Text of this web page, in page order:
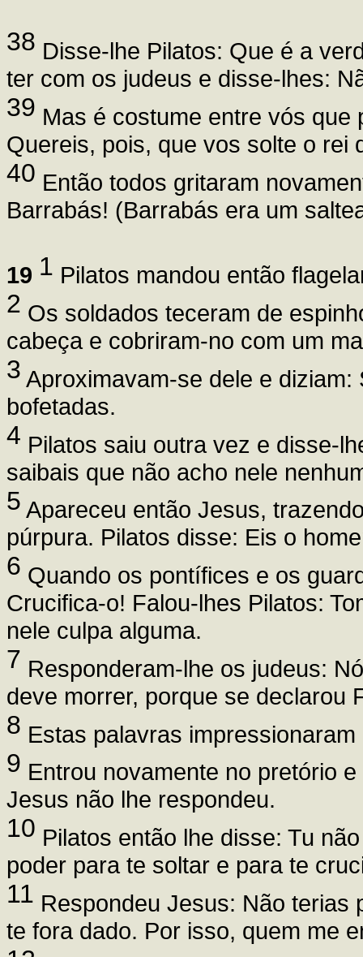
38 Disse-lhe Pilatos: Que é a
ter com os judeus e disse-lhes:
39 Mas é costume entre vós
Quereis, pois, que vos solte o rei
40 Então todos gritaram
Barrabás! (Barrabás era um
19 1 Pilatos mandou então
2 Os soldados teceram de
cabeça e cobriram-no com um
3 Aproximavam-se dele e
bofetadas.
4 Pilatos saiu outra vez e disse-
saibais que não acho nele
5 Apareceu então Jesus,
púrpura. Pilatos disse: Eis o
6 Quando os pontífices e os
Crucifica-o! Falou-lhes Pilatos:
nele culpa alguma.
7 Responderam-lhe os judeus:
deve morrer, porque se declarou
8 Estas palavras impressionaram
9 Entrou novamente no pretório
Jesus não lhe respondeu.
10 Pilatos então lhe disse: Tu
poder para te soltar e para te
11 Respondeu Jesus: Não terias
te fora dado. Por isso, quem me